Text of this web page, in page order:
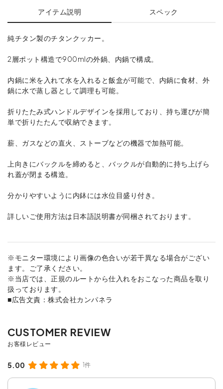
アイテム説明 スペック
純チタン製のチタンクッカー。
2層ポット構造で900mlの外鍋、内鍋で構成。
内鍋に米を入れて水を入れると飯盒が可能で、内鍋に食材、外
鍋に水で蒸し器として調理も可能。
折りたたみ式ハンドルデザインを採用しており、持ち運びが簡
単で折りたたんで収納できます。
薪、ガスなどの直火、ストーブなどの機器で加熱可能。
上向きにバックルを締めると、バックルが自動的に持ち上げら
れ蓋が閉まる構造。
分かりやすいように内鉢には水位目盛り付き。
詳しいご使用方法は日本語説明書が同梱されております。
※モニター環境により画像の色合いが若干異なる場合がござい
ます。ご了承ください。
※当店では、正規のルートから仕入れをおこなった商品を取り
扱っております。
■広告文責：株式会社カンパネラ
5.00 1件